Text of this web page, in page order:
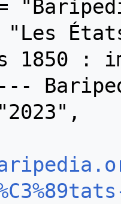
1850 :
---